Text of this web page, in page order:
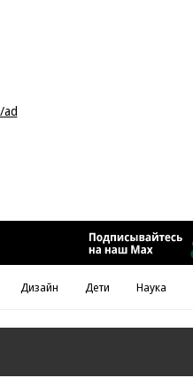
ad
Дизайн Дети Наука